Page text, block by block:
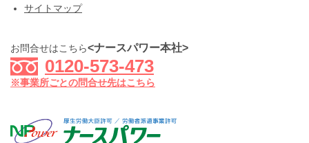
サイトマップ
お問合せはこちら<ナースパワー本社>
0120-573-473
※事業所ごとの問合せ先はこちら